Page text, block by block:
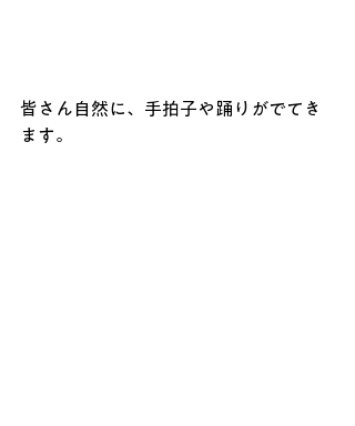
皆さん自然に、手拍子や踊りがでてき
ます。